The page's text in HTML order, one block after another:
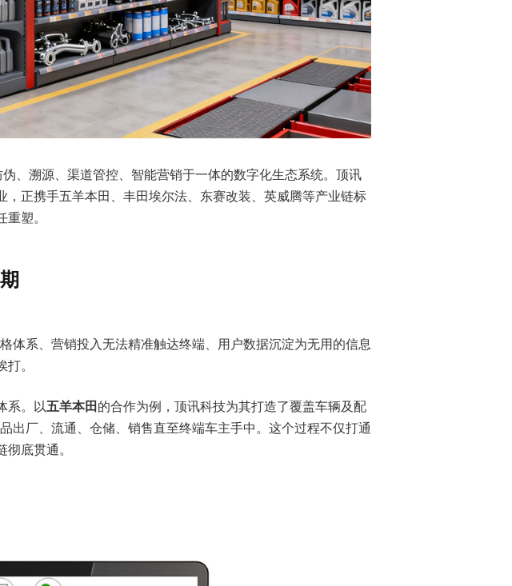
、溯源、渠道管控、智能营销于一体的数字化生态系统。顶讯
，正携手五羊本田、丰田埃尔法、东赛改装、英威腾等产业链标
塑。
体系、营销投入无法精准触达终端、用户数据沉淀为无用的信息
。
系。以五羊本田 的合作为例，顶讯科技为其打造了覆盖车辆及配
出厂、流通、仓储、销售直至终端车主手中。这个过程不仅打通
底贯通。